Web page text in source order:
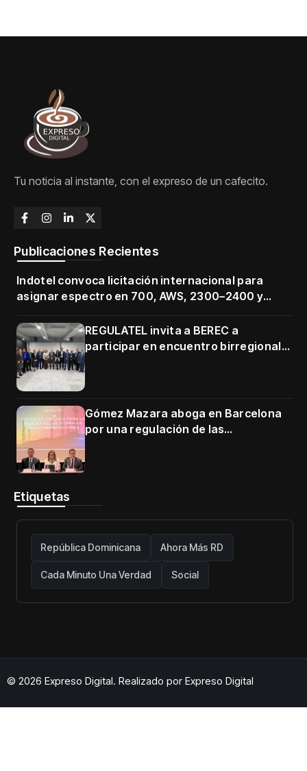
Tu noticia al instante, con el expreso de un cafecito.
Publicaciones Recientes
Indotel convoca licitación internacional para
asignar espectro en 700, AWS, 2300–2400 y
REGULATEL invita a BEREC a
participar en encuentro birregional
Gómez Mazara aboga en Barcelona
por una regulación de las
Etiquetas
República Dominicana Ahora Más RD
Cada Minuto Una Verdad Social
© 2026 Expreso Digital. Realizado por Expreso Digital